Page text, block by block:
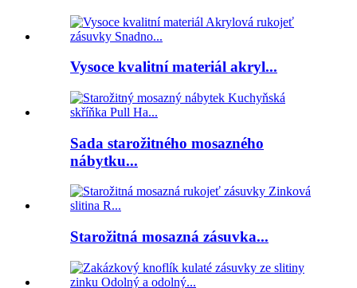
Vysoce kvalitní materiál akryl...
Sada starožitného mosazného
nábytku...
Starožitná mosazná zásuvka...